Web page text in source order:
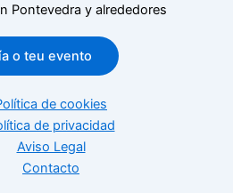
Pontevedra y alrededores
o teu evento
de cookies
de privacidad
Aviso Legal
Contacto